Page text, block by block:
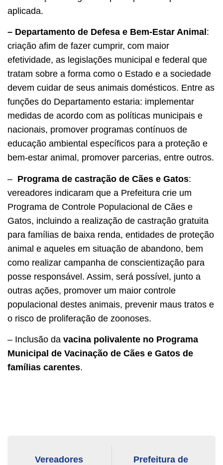
aplicada.
– Departamento de Defesa e Bem-Estar Animal :
criação afim de fazer cumprir, com maior
efetividade, as legislações municipal e federal que
tratam sobre a forma como o Estado e a sociedade
devem cuidar de seus animais domésticos. Entre as
funções do Departamento estaria: implementar
medidas de acordo com as políticas municipais e
nacionais, promover programas contínuos de
educação ambiental específicos para a proteção e
bem-estar animal, promover parcerias, entre outros.
– Programa de castração de Cães e Gatos:
vereadores indicaram que a Prefeitura crie um
Programa de Controle Populacional de Cães e
Gatos, incluindo a realização de castração gratuita
para famílias de baixa renda, entidades de proteção
animal e aqueles em situação de abandono, bem
como realizar campanha de conscientização para
posse responsável. Assim, será possível, junto a
outras ações, promover um maior controle
populacional destes animais, prevenir maus tratos e
o risco de proliferação de zoonoses.
– Inclusão da vacina polivalente no Programa
Municipal de Vacinação de Cães e Gatos de
famílias carentes.
Vereadores
Prefeitura de